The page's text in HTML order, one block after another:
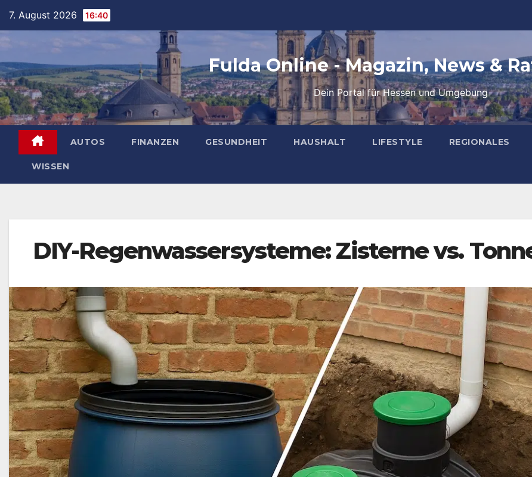
content
7. August 2026 16:40
Fulda Online - Magazin, News &
Dein Portal für Hessen und Umgebung
AUTOS FINANZEN GESUNDHEIT HAUSHALT LIFESTYLE REGIONALES
WISSEN
DIY-Regenwassersysteme: Zisterne vs.